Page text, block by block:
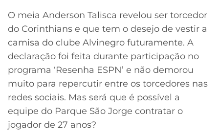
DE
INDICAÇÃO
BET365
CÓDIGO
APPS
DE
SÃO
PAULO
SANTOS
FLAMENGO
FLUMINENSE
LIBERTADORES
COPA
DO
BRASIL
PREMIER
COPA
DA
BOLA
PALPITES
O meia Anderson Talisca revelou ser torcedor
do Corinthians e que tem o desejo de vestir a
camisa do clube Alvinegro futuramente. A
declaração foi feita durante participação no
programa ‘Resenha ESPN’ e não demorou
muito para repercutir entre os torcedores nas
redes sociais. Mas será que é possível a
equipe do Parque São Jorge contratar o
jogador de 27 anos?